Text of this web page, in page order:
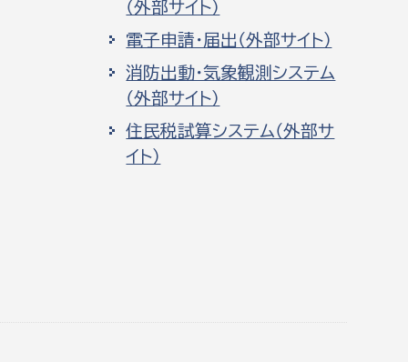
（外部サイト）
電子申請・届出（外部サイト）
消防出動・気象観測システム
（外部サイト）
住民税試算システム（外部サ
イト）